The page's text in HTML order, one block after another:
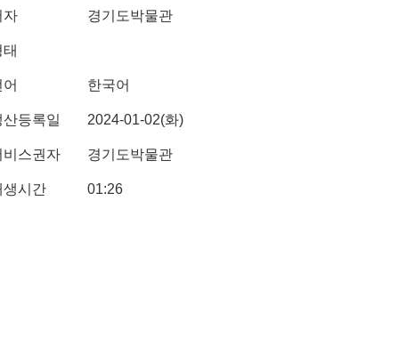
자 경기도박물관
태
어 한국어
산등록일 2024-01-02(화)
비스권자 경기도박물관
생시간 01:26